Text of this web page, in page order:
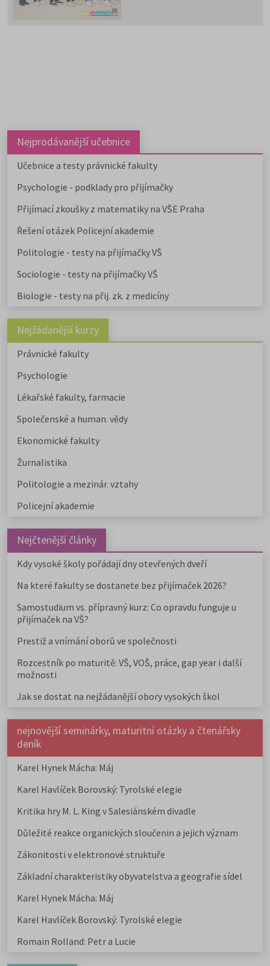
Nejprodávanější učebnice
Učebnice a testy právnické fakulty
Psychologie - podklady pro přijímačky
Přijímací zkoušky z matematiky na VŠE Praha
Řešení otázek Policejní akademie
Politologie - testy na přijímačky VŠ
Sociologie - testy na přijímačky VŠ
Biologie - testy na přij. zk. z medicíny
Nejžádanější kurzy
Právnické fakulty
Psychologie
Lékařské fakulty, farmacie
Společenské a human. vědy
Ekonomické fakulty
Žurnalistika
Politologie a mezinár. vztahy
Policejní akademie
Nejčtenější články
Kdy vysoké školy pořádají dny otevřených dveří
Na které fakulty se dostanete bez přijímaček 2026?
Samostudium vs. přípravný kurz: Co opravdu funguje u
přijímaček na VŠ?
Prestiž a vnímání oborů ve společnosti
Rozcestník po maturitě: VŠ, VOŠ, práce, gap year i další
možnosti
Jak se dostat na nejžádanější obory vysokých škol
nejnovější seminárky, maturitní otázky a čtenářsky
deník
Karel Hynek Mácha: Máj
Karel Havlíček Borovský: Tyrolské elegie
Kritika hry M. L. King v Salesiánském divadle
Důležité reakce organických sloučenin a jejich význam
Zákonitosti v elektronové struktuře
Základní charakteristiky obyvatelstva a geografie sídel
Karel Hynek Mácha: Máj
Karel Havlíček Borovský: Tyrolské elegie
Romain Rolland: Petr a Lucie